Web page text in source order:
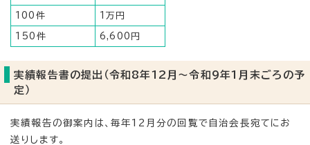
100件 1万円
150件 6,600円
実績報告書の提出（令和8年12月～令和9年1月末ごろの予
定）
実績報告の御案内は、毎年12月分の回覧で自治会長宛てにお
送りします。